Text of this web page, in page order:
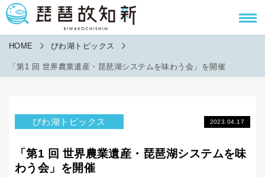
HOME びわ湖トピックス
「第1 回 世界農業遺産・琵琶湖システムを味わう会」を開催
びわ湖トピックス 2023.04.17
「第1 回 世界農業遺産・琵琶湖システムを味
わう会」を開催